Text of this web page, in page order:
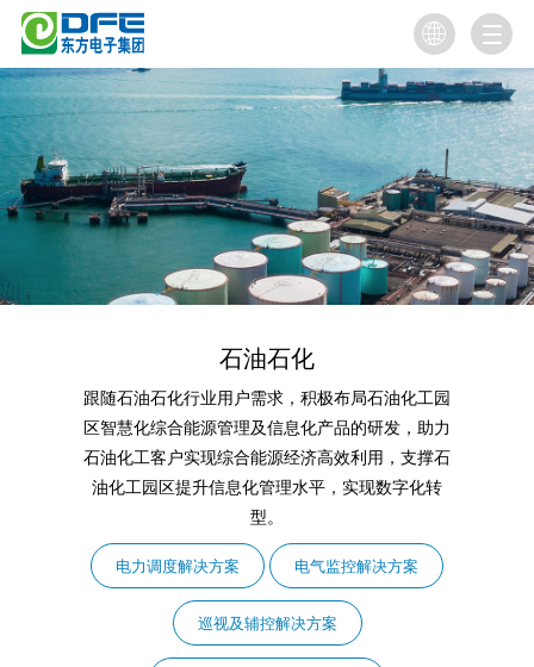

石油石化
跟随石油石化行业用户需求，积极布局石油化工园
区智慧化综合能源管理及信息化产品的研发，助力
石油化工客户实现综合能源经济高效利用，支撑石
油化工园区提升信息化管理水平，实现数字化转
型。
电力调度解决方案 电气监控解决方案
巡视及辅控解决方案